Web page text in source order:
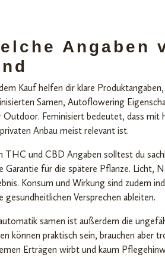
Angaben
Kauf helfen dir klare
Samen, Autoflowering
Outdoor. Feminisiert bedeutet, dass mit
Anbau meist relevant ist.
THC und CBD Angaben solltest du
Garantie für die spätere Pflanze. Licht,
Konsum und Wirkung sind zudem
gesundheitlichen Versprechen ableiten.
samen ist außerdem die
können praktisch sein, brauchen aber
Erträgen wirbt und kaum